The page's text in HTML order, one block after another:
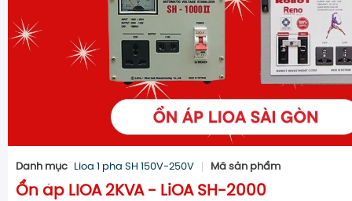
Danh mục Lioa 1 pha SH 150V-250V Mã sản phẩm
Ổn áp LIOA 2KVA - LiOA SH-2000